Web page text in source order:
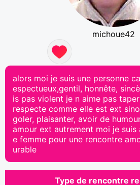
michoue42
alors moi je suis une personne
espectueux,gentil, honnête,
is pas violent je n aime pas
respecte comme elle est ext
goler, plaisanter, avoir de
amour ext autrement moi je suis
e femme pour une rencontre
urable
Type de rencontre